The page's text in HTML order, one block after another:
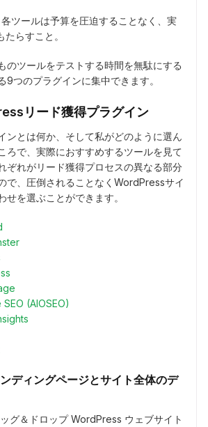
各ツールは予算を圧迫することなく、実
らすこと。
のツールをテストする時間を無駄にする
9つのプラグインに集中できます。
リード獲得プラグイン
ンとは何か、そして私がどのように選ん
ろで、実際におすすめするツールを見て
ぞれがリード獲得プロセスの異なる部分
で、圧倒されることなくWordPressサイ
せを選ぶことができます。
(AIOSEO)
ディングページとサイト全体のデ